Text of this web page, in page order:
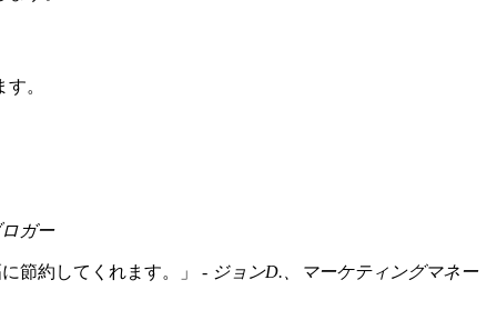
。
ガー
節約してくれます。」 - ジョンD.、マーケティングマネー